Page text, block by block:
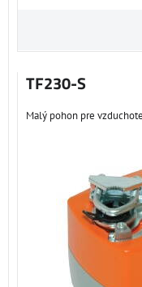
TF230-S
Malý pohon pre